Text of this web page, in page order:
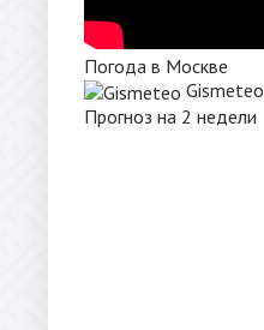
Погода в Москве
Gismeteo
Прогноз на 2 недели